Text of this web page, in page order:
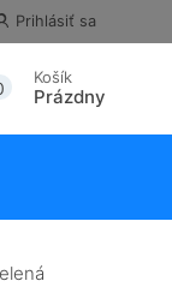
Prihlásiť sa
Košík
Prázdny